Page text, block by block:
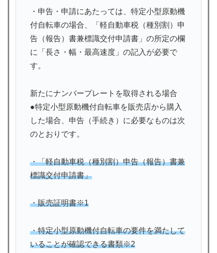
・申告・申請にあたっては、特定小型原動機
付自転車の場合、「軽自動車税（種別割）申
告（報告）書兼標識交付申請書」の所定の欄
に「長さ・幅・最高速度」の記入が必要で
す。
新たにナンバープレートを取得される場合
●特定小型原動機付自転車を販売店から購入
した場合、申告（手続き）に必要なものは次
のとおりです。
・「軽自動車税（種別割）申告（報告）書兼
標識交付申請書」
・販売証明書※1
・特定小型原動機付自転車の要件を満たして
いることが確認できる書類※2